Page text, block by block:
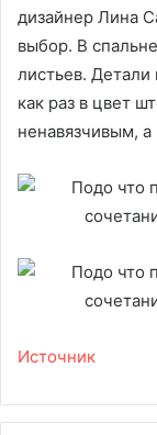
дизайнер Лина
выбор. В
листьев.
как раз в цвет
ненавязчивым,
Источник